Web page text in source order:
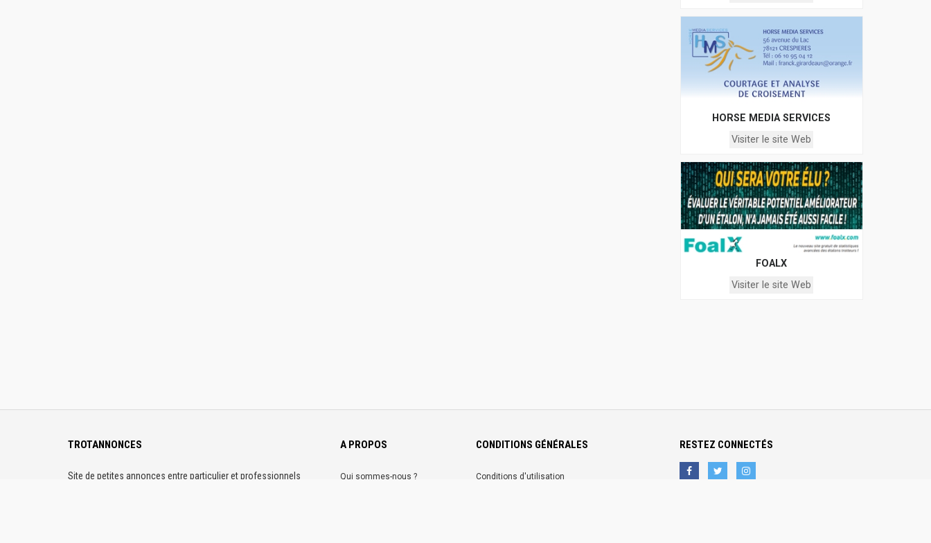
HORSE MEDIA SERVICES
Visiter le site Web
FOALX
Visiter le site Web
TROTANNONCES
Site de petites annonces entre particulier et professionnels
A PROPOS
Qui sommes-nous ?
CONDITIONS GÉNÉRALES
Conditions d'utilisation
RESTEZ CONNECTÉS